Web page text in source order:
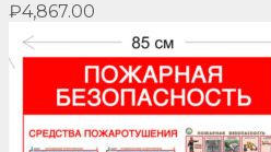
₽4,867.00